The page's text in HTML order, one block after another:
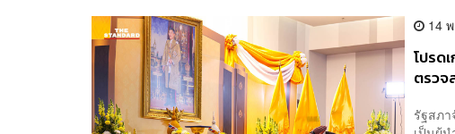
14
โปรด
ตรว
รัฐสภ